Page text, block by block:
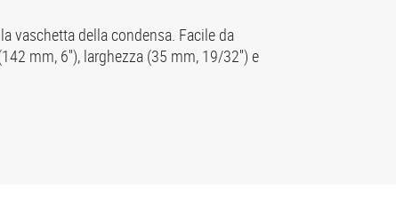
vaschetta della condensa. Facile da
mm, 6''), larghezza (35 mm, 19/32'') e